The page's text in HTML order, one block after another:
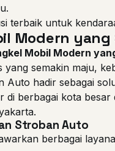
terbaik untuk
Modern yang
Mobil Modern
yang semakin maju,
Auto hadir sebagai
di berbagai kota
Stroban Auto
berbagai